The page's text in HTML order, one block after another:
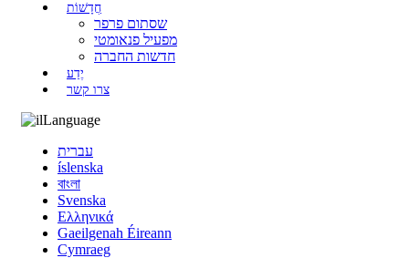
חֲדָשׁוֹת
שסתום פרפר
מפעיל פנאומטי
חדשות החברה
יֶדַע
צרו קשר
Language
עברית
íslenska
বাংলা
Svenska
Ελληνικά
Gaeilgenah Éireann
Cymraeg